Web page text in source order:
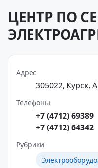
ЦЕНТР ПО
Адрес
305022, Курск,
Телефоны
+7 (4712) 69389
+7 (4712) 64342
Рубрики